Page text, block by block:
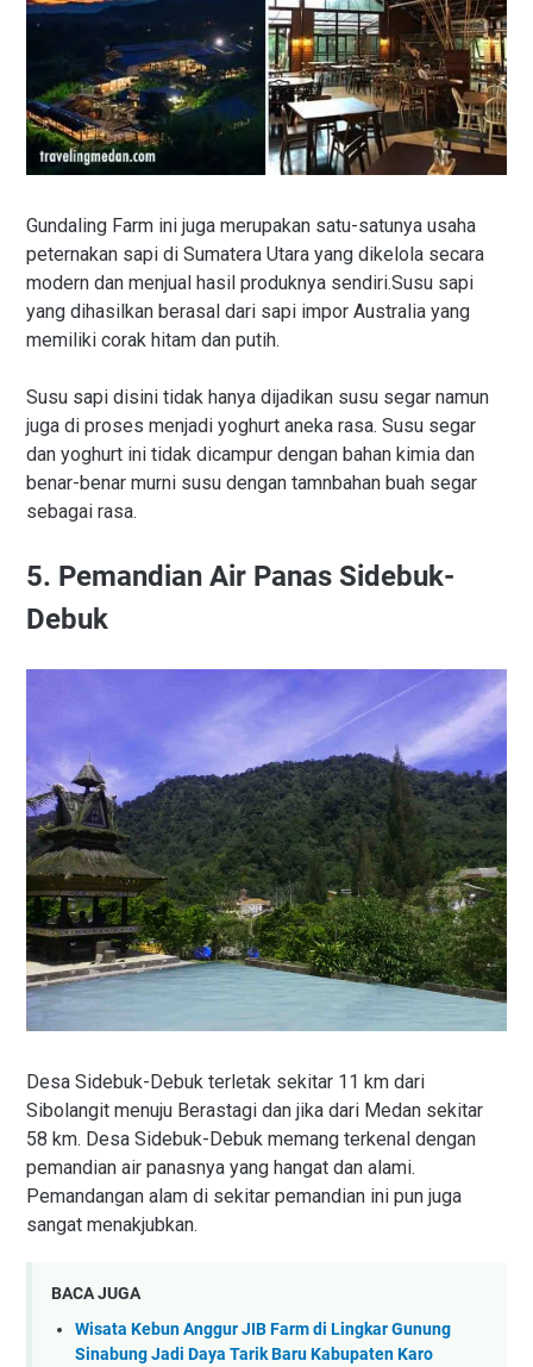
Gundaling Farm ini juga merupakan satu-satunya usaha
peternakan sapi di Sumatera Utara yang dikelola secara
modern dan menjual hasil produknya sendiri.Susu sapi
yang dihasilkan berasal dari sapi impor Australia yang
memiliki corak hitam dan putih.
Susu sapi disini tidak hanya dijadikan susu segar namun
juga di proses menjadi yoghurt aneka rasa. Susu segar
dan yoghurt ini tidak dicampur dengan bahan kimia dan
benar-benar murni susu dengan tamnbahan buah segar
sebagai rasa.
5. Pemandian Air Panas Sidebuk-
Debuk
Desa Sidebuk-Debuk terletak sekitar 11 km dari
Sibolangit menuju Berastagi dan jika dari Medan sekitar
58 km. Desa Sidebuk-Debuk memang terkenal dengan
pemandian air panasnya yang hangat dan alami.
Pemandangan alam di sekitar pemandian ini pun juga
sangat menakjubkan.
BACA JUGA
Wisata Kebun Anggur JIB Farm di Lingkar Gunung
Sinabung Jadi Daya Tarik Baru Kabupaten Karo